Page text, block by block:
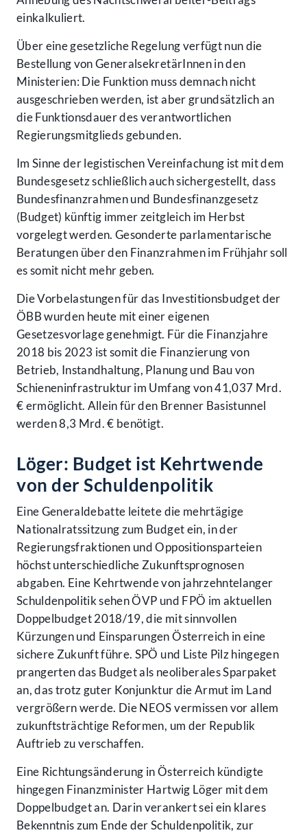
einkalkuliert.
Über eine gesetzliche Regelung verfügt nun die
Bestellung von GeneralsekretärInnen in den
Ministerien: Die Funktion muss demnach nicht
ausgeschrieben werden, ist aber grundsätzlich an
die Funktionsdauer des verantwortlichen
Regierungsmitglieds gebunden.
Im Sinne der legistischen Vereinfachung ist mit dem
Bundesgesetz schließlich auch sichergestellt, dass
Bundesfinanzrahmen und Bundesfinanzgesetz
(Budget) künftig immer zeitgleich im Herbst
vorgelegt werden. Gesonderte parlamentarische
Beratungen über den Finanzrahmen im Frühjahr soll
es somit nicht mehr geben.
Die Vorbelastungen für das Investitionsbudget der
ÖBB wurden heute mit einer eigenen
Gesetzesvorlage genehmigt. Für die Finanzjahre
2018 bis 2023 ist somit die Finanzierung von
Betrieb, Instandhaltung, Planung und Bau von
Schieneninfrastruktur im Umfang von 41,037 Mrd.
€ ermöglicht. Allein für den Brenner Basistunnel
werden 8,3 Mrd. € benötigt.
Löger: Budget ist Kehrtwende
von der Schuldenpolitik
Eine Generaldebatte leitete die mehrtägige
Nationalratssitzung zum Budget ein, in der
Regierungsfraktionen und Oppositionsparteien
höchst unterschiedliche Zukunftsprognosen
abgaben. Eine Kehrtwende von jahrzehntelanger
Schuldenpolitik sehen ÖVP und FPÖ im aktuellen
Doppelbudget 2018/19, die mit sinnvollen
Kürzungen und Einsparungen Österreich in eine
sichere Zukunft führe. SPÖ und Liste Pilz hingegen
prangerten das Budget als neoliberales Sparpaket
an, das trotz guter Konjunktur die Armut im Land
vergrößern werde. Die NEOS vermissen vor allem
zukunftsträchtige Reformen, um der Republik
Auftrieb zu verschaffen.
Eine Richtungsänderung in Österreich kündigte
hingegen Finanzminister Hartwig Löger mit dem
Doppelbudget an. Darin verankert sei ein klares
Bekenntnis zum Ende der Schuldenpolitik, zur